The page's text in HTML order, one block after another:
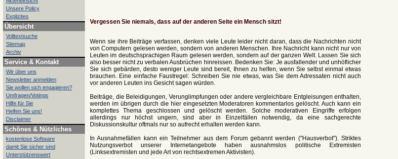
Unsere Policy
Explizites
Übersicht
Volltextsuche
Sitemap
Archiv
Service & Kontakt
Wir über uns
Newsletter anmelden
Sie wollen sich engagieren?
Umfragen/Votings
Hilfe für Sie
Helfen Sie uns!
Disclaimer
Schönes & Nützliches
kostenlose Software
damit Sie sicher sind
Unterstützenswert
Vergessen Sie niemals, dass auf der anderen Seite ein Mensch sitzt!
Wenn sie ihre Beiträge verfassen, denken viele Leute leider nicht daran, dass die Nachrichten nicht
von Computern gelesen werden, sondern von anderen Menschen. Ihre Nachricht kann nicht nur von
Leuten im deutschsprachigen Raum gelesen werden, sondern auf der ganzen Welt. Lassen Sie sich
also besser nicht zu verbalen Ausbrüchen hinreissen. Bedenken Sie: Je ausfallender und unhöflicher
Sie sich gebärden, desto weniger Leute sind bereit, Ihnen zu helfen, wenn Sie selbst einmal etwas
brauchen. Eine einfache Faustregel: Schreiben Sie nie etwas, was Sie dem Adressaten nicht auch
vor anderen Leuten ins Gesicht sagen würden.
Beiträge, die Beleidigungen, Verunglimpfungen oder andere vergleichbare Entgleisungen enthalten,
werden im übrigen durch die hier eingesetzten Moderatoren kommentarlos gelöscht. Auch kann ein
komplettes Thema geschlossen und gelöscht werden. Solche moderativen Eingriffe erfolgen
allerdings nur höchst ungern, sind aber in Einzelfällen notwendig, da eine sachgerechte
Diskussionskultur oftmals nur so aufrecht erhalten werden kann.
In Ausnahmefällen kann ein Teilnehmer aus dem Forum gebannt werden ("Hausverbot"). Striktes
Nutzungsverbot unserer Internetangebote haben ausnahmslos politische Extremisten
(Linksextremisten und jede Art von rechtsextremen Aktivisten).